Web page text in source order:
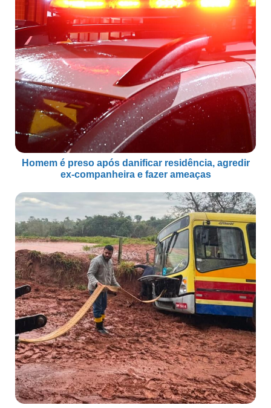
Homem é preso após danificar residência, agredir
ex-companheira e fazer ameaças